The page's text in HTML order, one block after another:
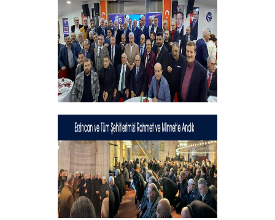
+
Geleneksel İftar Programımız
+